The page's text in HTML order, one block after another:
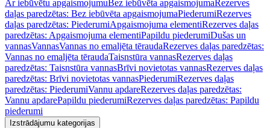
Ar iebūvētu apgaismojumuBez iebūvēta apgaismojumaRezerves
daļas paredzētas: Bez iebūvēta apgaismojumaPiederumiRezerves
daļas paredzētas: PiederumiApgaismojuma elementiRezerves daļas
paredzētas: Apgaismojuma elementiPapildu piederumiDušas un
vannasVannasVannas no emaljēta tēraudaRezerves daļas paredzētas:
Vannas no emaljēta tēraudaTaisnstūra vannasRezerves daļas
paredzētas: Taisnstūra vannasBrīvi novietotas vannasRezerves daļas
paredzētas: Brīvi novietotas vannasPiederumiRezerves daļas
paredzētas: PiederumiVannu apdareRezerves daļas paredzētas:
Vannu apdarePapildu piederumiRezerves daļas paredzētas: Papildu
piederumi
Izstrādājumu kategorijas